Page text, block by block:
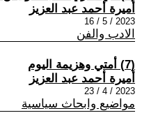
أميرة أحمد عبد العزيز
2023 / 5 / 16
الادب والفن
(7) أمتي وهزيمة اليوم
أميرة أحمد عبد العزيز
2023 / 4 / 23
مواضيع وابحاث سياسية